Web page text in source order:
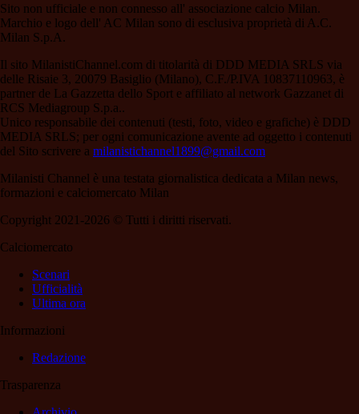
Sito non ufficiale e non connesso all' associazione calcio Milan.
Marchio e logo dell' AC Milan sono di esclusiva proprietà di A.C.
Milan S.p.A.
Il sito MilanistiChannel.com di titolarità di DDD MEDIA SRLS via
delle Risaie 3, 20079 Basiglio (Milano), C.F./P.IVA 10837110963, è
partner de La Gazzetta dello Sport e affiliato al network Gazzanet di
RCS Mediagroup S.p.a..
Unico responsabile dei contenuti (testi, foto, video e grafiche) è DDD
MEDIA SRLS; per ogni comunicazione avente ad oggetto i contenuti
del Sito scrivere a milanistichannel1899@gmail.com
Milanisti Channel è una testata giornalistica dedicata a Milan news,
formazioni e calciomercato Milan
Copyright 2021-2026 © Tutti i diritti riservati.
Calciomercato
Scenari
Ufficialità
Ultima ora
Informazioni
Redazione
Trasparenza